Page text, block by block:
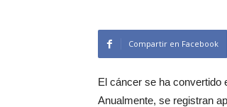
Compartir en Facebook
El cáncer se ha convertido
Anualmente, se registran